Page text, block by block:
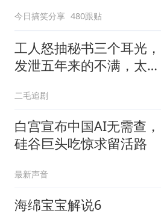
今日搞笑分享 480跟贴
工人怒抽秘书三个耳光，
发泄五年来的不满，太解
二毛追剧
白宫宣布中国AI无需查，
硅谷巨头吃惊求留活路
最新声音
海绵宝宝解说6